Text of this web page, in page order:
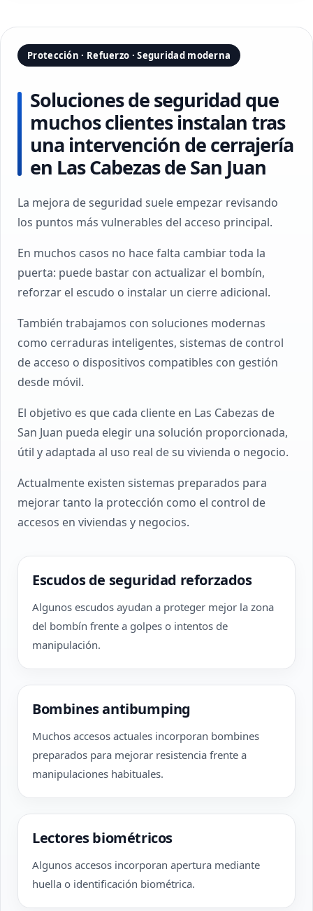
Protección · Refuerzo · Seguridad moderna
Soluciones de seguridad que
muchos clientes instalan tras
una intervención de cerrajería
en Las Cabezas de San Juan
La mejora de seguridad suele empezar revisando
los puntos más vulnerables del acceso principal.
En muchos casos no hace falta cambiar toda la
puerta: puede bastar con actualizar el bombín,
reforzar el escudo o instalar un cierre adicional.
También trabajamos con soluciones modernas
como cerraduras inteligentes, sistemas de control
de acceso o dispositivos compatibles con gestión
desde móvil.
El objetivo es que cada cliente en Las Cabezas de
San Juan pueda elegir una solución proporcionada,
útil y adaptada al uso real de su vivienda o negocio.
Actualmente existen sistemas preparados para
mejorar tanto la protección como el control de
accesos en viviendas y negocios.
Escudos de seguridad reforzados
Algunos escudos ayudan a proteger mejor la zona
del bombín frente a golpes o intentos de
manipulación.
Bombines antibumping
Muchos accesos actuales incorporan bombines
preparados para mejorar resistencia frente a
manipulaciones habituales.
Lectores biométricos
Algunos accesos incorporan apertura mediante
huella o identificación biométrica.